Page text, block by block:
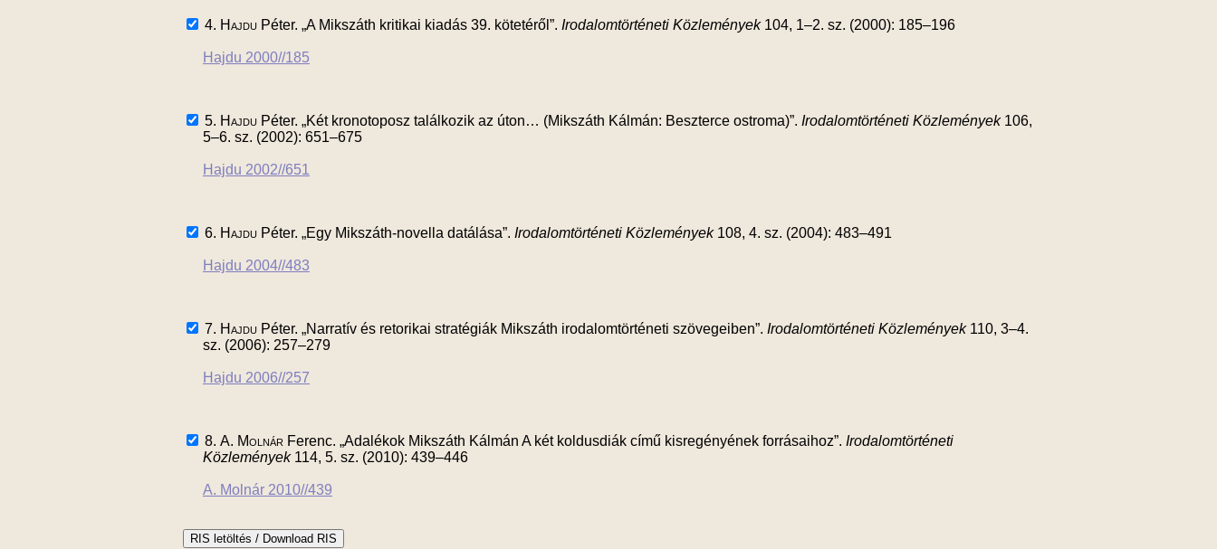
4. Hajdu Péter. „A Mikszáth kritikai kiadás 39. kötetéről”. Irodalomtörténeti Közlemények104, 1–2. sz. (2000): 185–196
Hajdu 2000//185
5. Hajdu Péter. „Két kronotoposz találkozik az úton… (Mikszáth Kálmán: Beszterce ostroma)”. Irodalomtörténeti Közlemények106,
5–6. sz. (2002): 651–675
Hajdu 2002//651
6. Hajdu Péter. „Egy Mikszáth-novella datálása”. Irodalomtörténeti Közlemények108, 4. sz. (2004): 483–491
Hajdu 2004//483
7. Hajdu Péter. „Narratív és retorikai stratégiák Mikszáth irodalomtörténeti szövegeiben”. Irodalomtörténeti Közlemények110, 3–4.
sz. (2006): 257–279
Hajdu 2006//257
8. A. Molnár Ferenc. „Adalékok Mikszáth Kálmán A két koldusdiák című kisregényének forrásaihoz”. Irodalomtörténeti
Közlemények114, 5. sz. (2010): 439–446
A. Molnár 2010//439